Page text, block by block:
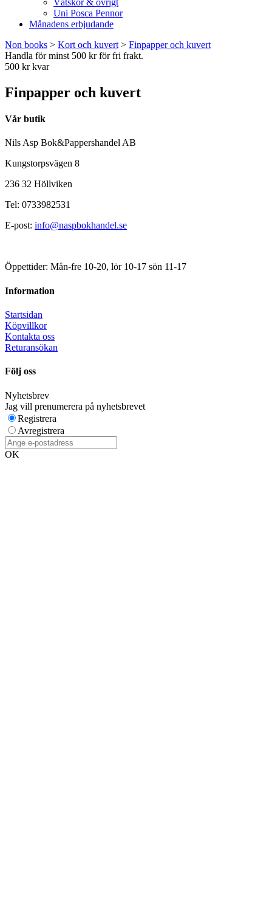
Vätskor & övrigt
Uni Posca Pennor
Månadens erbjudande
Non books > Kort och kuvert > Finpapper och kuvert
Handla för minst 500 kr för fri frakt.
500 kr kvar
Finpapper och kuvert
Vår butik
Nils Asp Bok&Pappershandel AB
Kungstorpsvägen 8
236 32 Höllviken
Tel: 0733982531
E-post: info@naspbokhandel.se
Öppettider: Mån-fre 10-20, lör 10-17 sön 11-17
Information
Startsidan
Köpvillkor
Kontakta oss
Returansökan
Följ oss
Nyhetsbrev
Jag vill prenumerera på nyhetsbrevet
Registrera
Avregistrera
OK